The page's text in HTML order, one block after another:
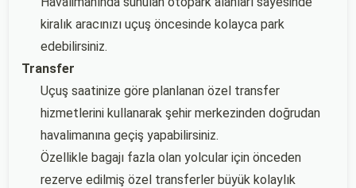
kiralık aracınızı uçuş öncesinde kolayca park
edebilirsiniz.
Transfer
Uçuş saatinize göre planlanan özel transfer
hizmetlerini kullanarak şehir merkezinden doğrudan
havalimanına geçiş yapabilirsiniz.
Özellikle bagajı fazla olan yolcular için önceden
rezerve edilmiş özel transferler büyük kolaylık